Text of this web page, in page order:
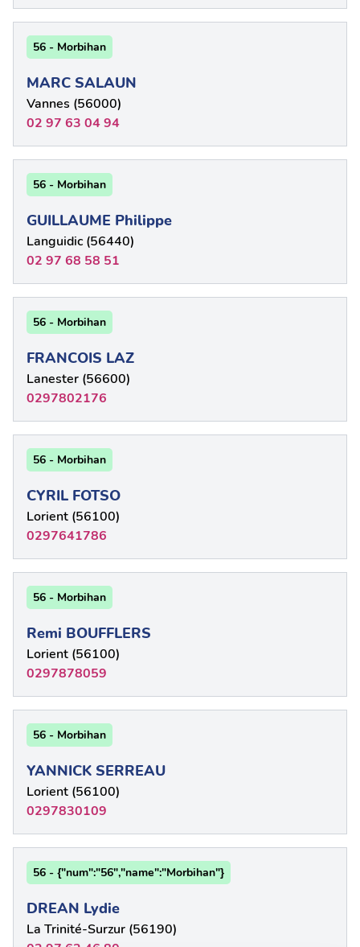
56 - Morbihan
MARC SALAUN
Vannes (56000)
02 97 63 04 94
56 - Morbihan
GUILLAUME Philippe
Languidic (56440)
02 97 68 58 51
56 - Morbihan
FRANCOIS LAZ
Lanester (56600)
0297802176
56 - Morbihan
CYRIL FOTSO
Lorient (56100)
0297641786
56 - Morbihan
Remi BOUFFLERS
Lorient (56100)
0297878059
56 - Morbihan
YANNICK SERREAU
Lorient (56100)
0297830109
56 - {"num":"56","name":"Morbihan"}
DREAN Lydie
La Trinité-Surzur (56190)